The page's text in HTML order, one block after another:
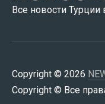
Все новости
Copyright © 2026
Copyright © Все